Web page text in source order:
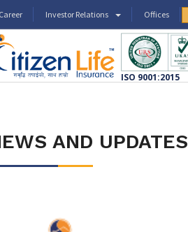
Career Investor Relations Offices
ISO 9001:2015
AND UPDATES